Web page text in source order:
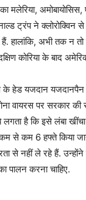
मलेरिया,
ट्रंप ने क्‍लोरोक्विन
हालांकि, अभी तक न
कोरिया के बाद
हेड यजदान यजदानपैन
वायरस पर सरकार
है कि इसे लंबा
से कम 6 हफ्ते किया
से नहीं ले रहे हैं.
पालन करना चाहिए.